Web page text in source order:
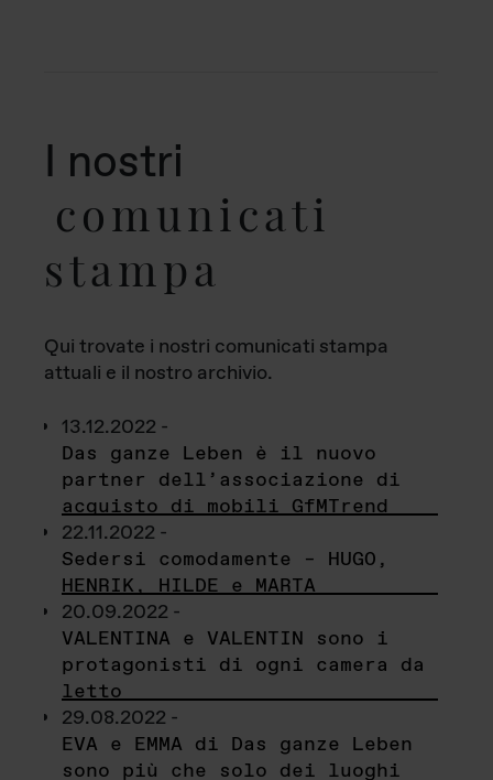
I nostri
comunicati
stampa
Qui trovate i nostri comunicati stampa
attuali e il nostro archivio.
13.12.2022 -
Das ganze Leben è il nuovo
partner dell’associazione di
acquisto di mobili GfMTrend
22.11.2022 -
Sedersi comodamente – HUGO,
HENRIK, HILDE e MARTA
20.09.2022 -
VALENTINA e VALENTIN sono i
protagonisti di ogni camera da
letto
29.08.2022 -
EVA e EMMA di Das ganze Leben
sono più che solo dei luoghi